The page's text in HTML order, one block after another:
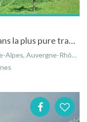
Situé au pied des pistes , chalet dans la plus pure tradition Haute Savoyarde
Rhône-Alpes, France